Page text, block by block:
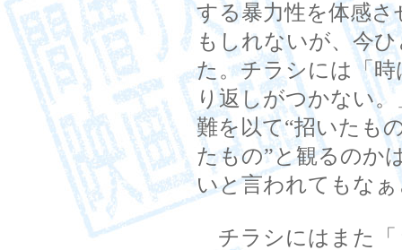
する暴力性を体感
もしれないが、今
た。チラシには「
り返しがつかない
難を以て“招いたも
たもの”と観るのか
いと言われてもな
チラシにはまた「